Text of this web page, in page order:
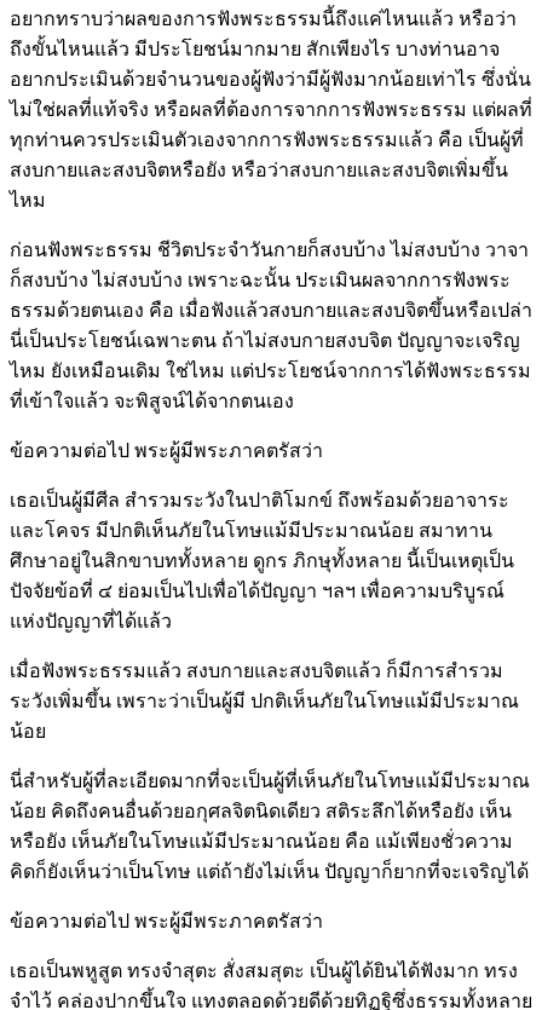
อยากทราบว่าผลของการฟังพระธรรมนี้ถึงแค่ไหนแล้ว หรือว่า
ถึงขั้นไหนแล้ว มีประโยชน์มากมาย สักเพียงไร บางท่านอาจ
อยากประเมินด้วยจำนวนของผู้ฟังว่ามีผู้ฟังมากน้อยเท่าไร ซึ่งนั่น
ไม่ใช่ผลที่แท้จริง หรือผลที่ต้องการจากการฟังพระธรรม แต่ผลที่
ทุกท่านควรประเมินตัวเองจากการฟังพระธรรมแล้ว คือ เป็นผู้ที่
สงบกายและสงบจิตหรือยัง หรือว่าสงบกายและสงบจิตเพิ่มขึ้น
ไหม
ก่อนฟังพระธรรม ชีวิตประจำวันกายก็สงบบ้าง ไม่สงบบ้าง วาจา
ก็สงบบ้าง ไม่สงบบ้าง เพราะฉะนั้น ประเมินผลจากการฟังพระ
ธรรมด้วยตนเอง คือ เมื่อฟังแล้วสงบกายและสงบจิตขึ้นหรือเปล่า
นี่เป็นประโยชน์เฉพาะตน ถ้าไม่สงบกายสงบจิต ปัญญาจะเจริญ
ไหม ยังเหมือนเดิม ใช่ไหม แต่ประโยชน์จากการได้ฟังพระธรรม
ที่เข้าใจแล้ว จะพิสูจน์ได้จากตนเอง
ข้อความต่อไป พระผู้มีพระภาคตรัสว่า
เธอเป็นผู้มีศีล สำรวมระวังในปาติโมกข์ ถึงพร้อมด้วยอาจาระ
และโคจร มีปกติเห็นภัยในโทษแม้มีประมาณน้อย สมาทาน
ศึกษาอยู่ในสิกขาบททั้งหลาย ดูกร ภิกษุทั้งหลาย นี้เป็นเหตุเป็น
ปัจจัยข้อที่ ๔ ย่อมเป็นไปเพื่อได้ปัญญา ฯลฯ เพื่อความบริบูรณ์
แห่งปัญญาที่ได้แล้ว
เมื่อฟังพระธรรมแล้ว สงบกายและสงบจิตแล้ว ก็มีการสำรวม
ระวังเพิ่มขึ้น เพราะว่าเป็นผู้มี ปกติเห็นภัยในโทษแม้มีประมาณ
น้อย
นี่สำหรับผู้ที่ละเอียดมากที่จะเป็นผู้ที่เห็นภัยในโทษแม้มีประมาณ
น้อย คิดถึงคนอื่นด้วยอกุศลจิตนิดเดียว สติระลึกได้หรือยัง เห็น
หรือยัง เห็นภัยในโทษแม้มีประมาณน้อย คือ แม้เพียงชั่วความ
คิดก็ยังเห็นว่าเป็นโทษ แต่ถ้ายังไม่เห็น ปัญญาก็ยากที่จะเจริญได้
ข้อความต่อไป พระผู้มีพระภาคตรัสว่า
เธอเป็นพหูสูต ทรงจำสุตะ สั่งสมสุตะ เป็นผู้ได้ยินได้ฟังมาก ทรง
จำไว้ คล่องปากขึ้นใจ แทงตลอดด้วยดีด้วยทิฏฐิซึ่งธรรมทั้งหลาย